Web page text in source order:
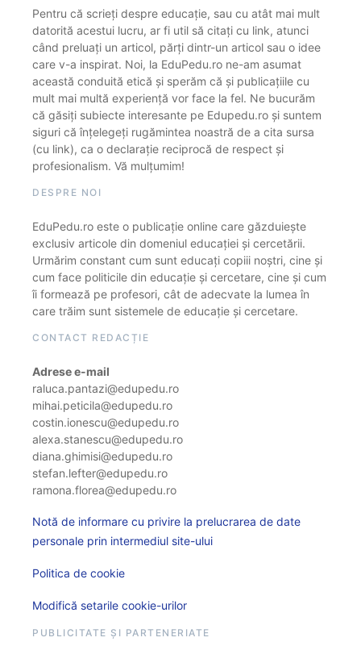
Pentru că scrieți despre educație, sau cu atât mai mult
datorită acestui lucru, ar fi util să citați cu link, atunci
când preluați un articol, părți dintr-un articol sau o idee
care v-a inspirat. Noi, la EduPedu.ro ne-am asumat
această conduită etică și sperăm că și publicațiile cu
mult mai multă experiență vor face la fel. Ne bucurăm
că găsiți subiecte interesante pe Edupedu.ro și suntem
siguri că înțelegeți rugămintea noastră de a cita sursa
(cu link), ca o declarație reciprocă de respect și
profesionalism. Vă mulțumim!
DESPRE NOI
EduPedu.ro este o publicație online care găzduiește
exclusiv articole din domeniul educației și cercetării.
Urmărim constant cum sunt educați copiii noștri, cine și
cum face politicile din educație și cercetare, cine și cum
îi formează pe profesori, cât de adecvate la lumea în
care trăim sunt sistemele de educație și cercetare.
CONTACT REDACȚIE
Adrese e-mail
raluca.pantazi@edupedu.ro
mihai.peticila@edupedu.ro
costin.ionescu@edupedu.ro
alexa.stanescu@edupedu.ro
diana.ghimisi@edupedu.ro
stefan.lefter@edupedu.ro
ramona.florea@edupedu.ro
Notă de informare cu privire la prelucrarea de date
personale prin intermediul site-ului
Politica de cookie
Modifică setarile cookie-urilor
PUBLICITATE ȘI PARTENERIATE